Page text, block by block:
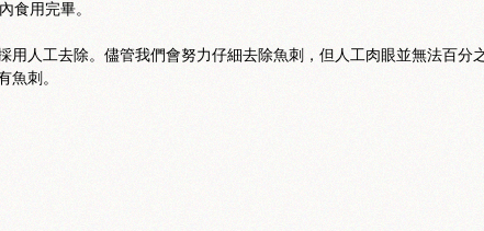
食用完畢。
用人工去除。儘管我們會努力仔細去除魚刺，但人工肉眼並無法百分
魚刺。